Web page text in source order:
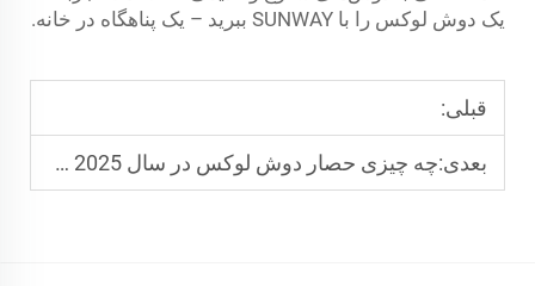
یک دوش لوکس را با SUNWAY ببرید – یک پناهگاه در خانه.
قبلی:
بعدی:چه چیزی حصار دوش لوکس در سال 2025 را تعریف می‌کند